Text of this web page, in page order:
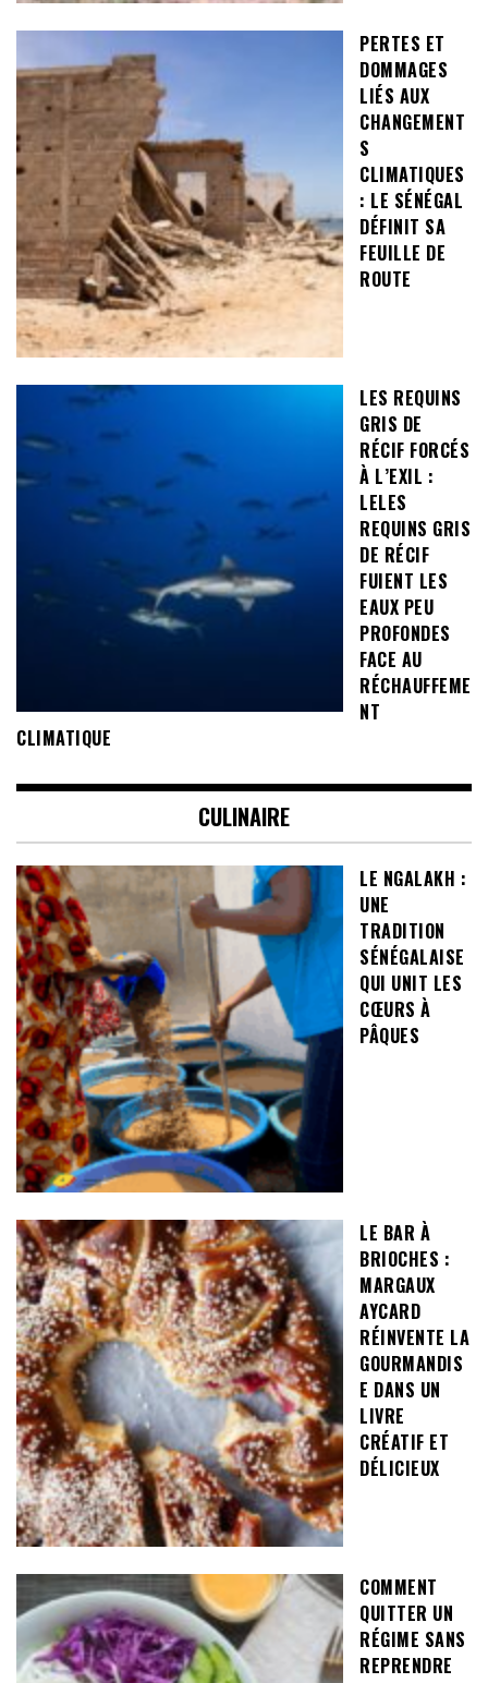
PERTES ET
DOMMAGES
LIÉS AUX
CHANGEMENT
S
CLIMATIQUES
: LE SÉNÉGAL
DÉFINIT SA
FEUILLE DE
ROUTE
LES REQUINS
GRIS DE
RÉCIF FORCÉS
À L’EXIL :
LELES
REQUINS GRIS
DE RÉCIF
FUIENT LES
EAUX PEU
PROFONDES
FACE AU
RÉCHAUFFEME
NT
CLIMATIQUE
CULINAIRE
LE NGALAKH :
UNE
TRADITION
SÉNÉGALAISE
QUI UNIT LES
CŒURS À
PÂQUES
LE BAR À
BRIOCHES :
MARGAUX
AYCARD
RÉINVENTE LA
GOURMANDIS
E DANS UN
LIVRE
CRÉATIF ET
DÉLICIEUX
COMMENT
QUITTER UN
RÉGIME SANS
REPRENDRE